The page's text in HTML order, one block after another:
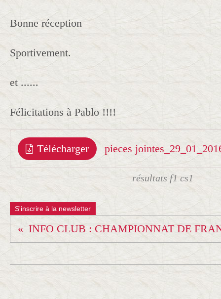
Bonne réception
Sportivement.
et ......
Félicitations à Pablo !!!!
Télécharger pieces
résultats f1 cs1
S'inscrire à la newsletter